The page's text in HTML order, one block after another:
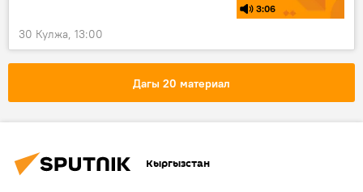
3:06
30 Кулжа, 13:00
Дагы 20 материал
Кыргызстан